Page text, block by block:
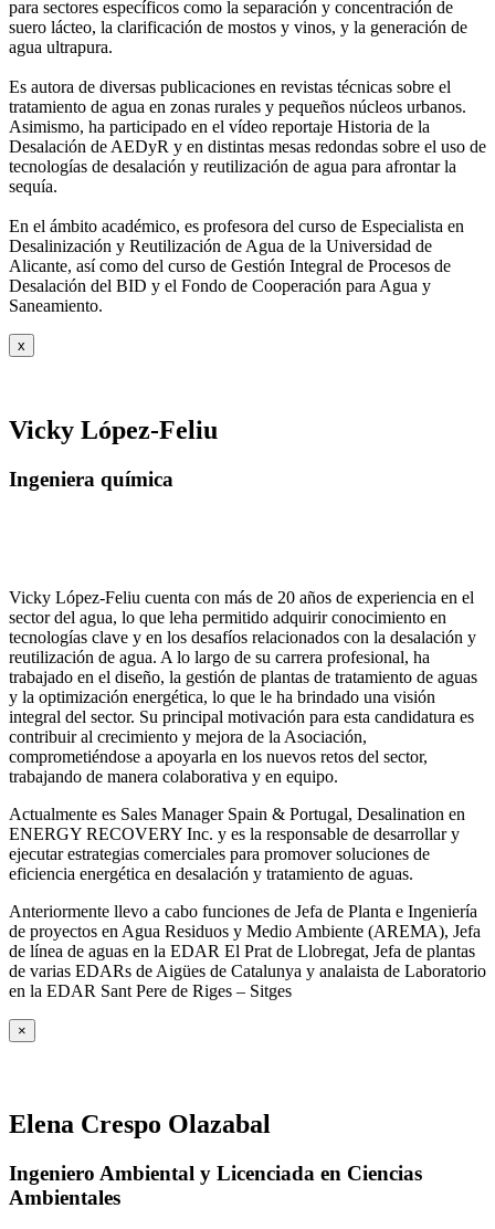
para sectores específicos como la separación y concentración de
suero lácteo, la clarificación de mostos y vinos, y la generación de
agua ultrapura.
Es autora de diversas publicaciones en revistas técnicas sobre el
tratamiento de agua en zonas rurales y pequeños núcleos urbanos.
Asimismo, ha participado en el vídeo reportaje Historia de la
Desalación de AEDyR y en distintas mesas redondas sobre el uso de
tecnologías de desalación y reutilización de agua para afrontar la
sequía.
En el ámbito académico, es profesora del curso de Especialista en
Desalinización y Reutilización de Agua de la Universidad de
Alicante, así como del curso de Gestión Integral de Procesos de
Desalación del BID y el Fondo de Cooperación para Agua y
Saneamiento.
x
Vicky López-Feliu
Ingeniera química
Vicky López-Feliu cuenta con más de 20 años de experiencia en el
sector del agua, lo que leha permitido adquirir conocimiento en
tecnologías clave y en los desafíos relacionados con la desalación y
reutilización de agua. A lo largo de su carrera profesional, ha
trabajado en el diseño, la gestión de plantas de tratamiento de aguas
y la optimización energética, lo que le ha brindado una visión
integral del sector. Su principal motivación para esta candidatura es
contribuir al crecimiento y mejora de la Asociación,
comprometiéndose a apoyarla en los nuevos retos del sector,
trabajando de manera colaborativa y en equipo.
Actualmente es Sales Manager Spain & Portugal, Desalination en
ENERGY RECOVERY Inc. y es la responsable de desarrollar y
ejecutar estrategias comerciales para promover soluciones de
eficiencia energética en desalación y tratamiento de aguas.
Anteriormente llevo a cabo funciones de Jefa de Planta e Ingeniería
de proyectos en Agua Residuos y Medio Ambiente (AREMA), Jefa
de línea de aguas en la EDAR El Prat de Llobregat, Jefa de plantas
de varias EDARs de Aigües de Catalunya y analaista de Laboratorio
en la EDAR Sant Pere de Riges – Sitges
×
Elena Crespo Olazabal
Ingeniero Ambiental y Licenciada en Ciencias
Ambientales